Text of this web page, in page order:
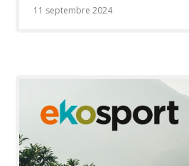
11 septembre 2024